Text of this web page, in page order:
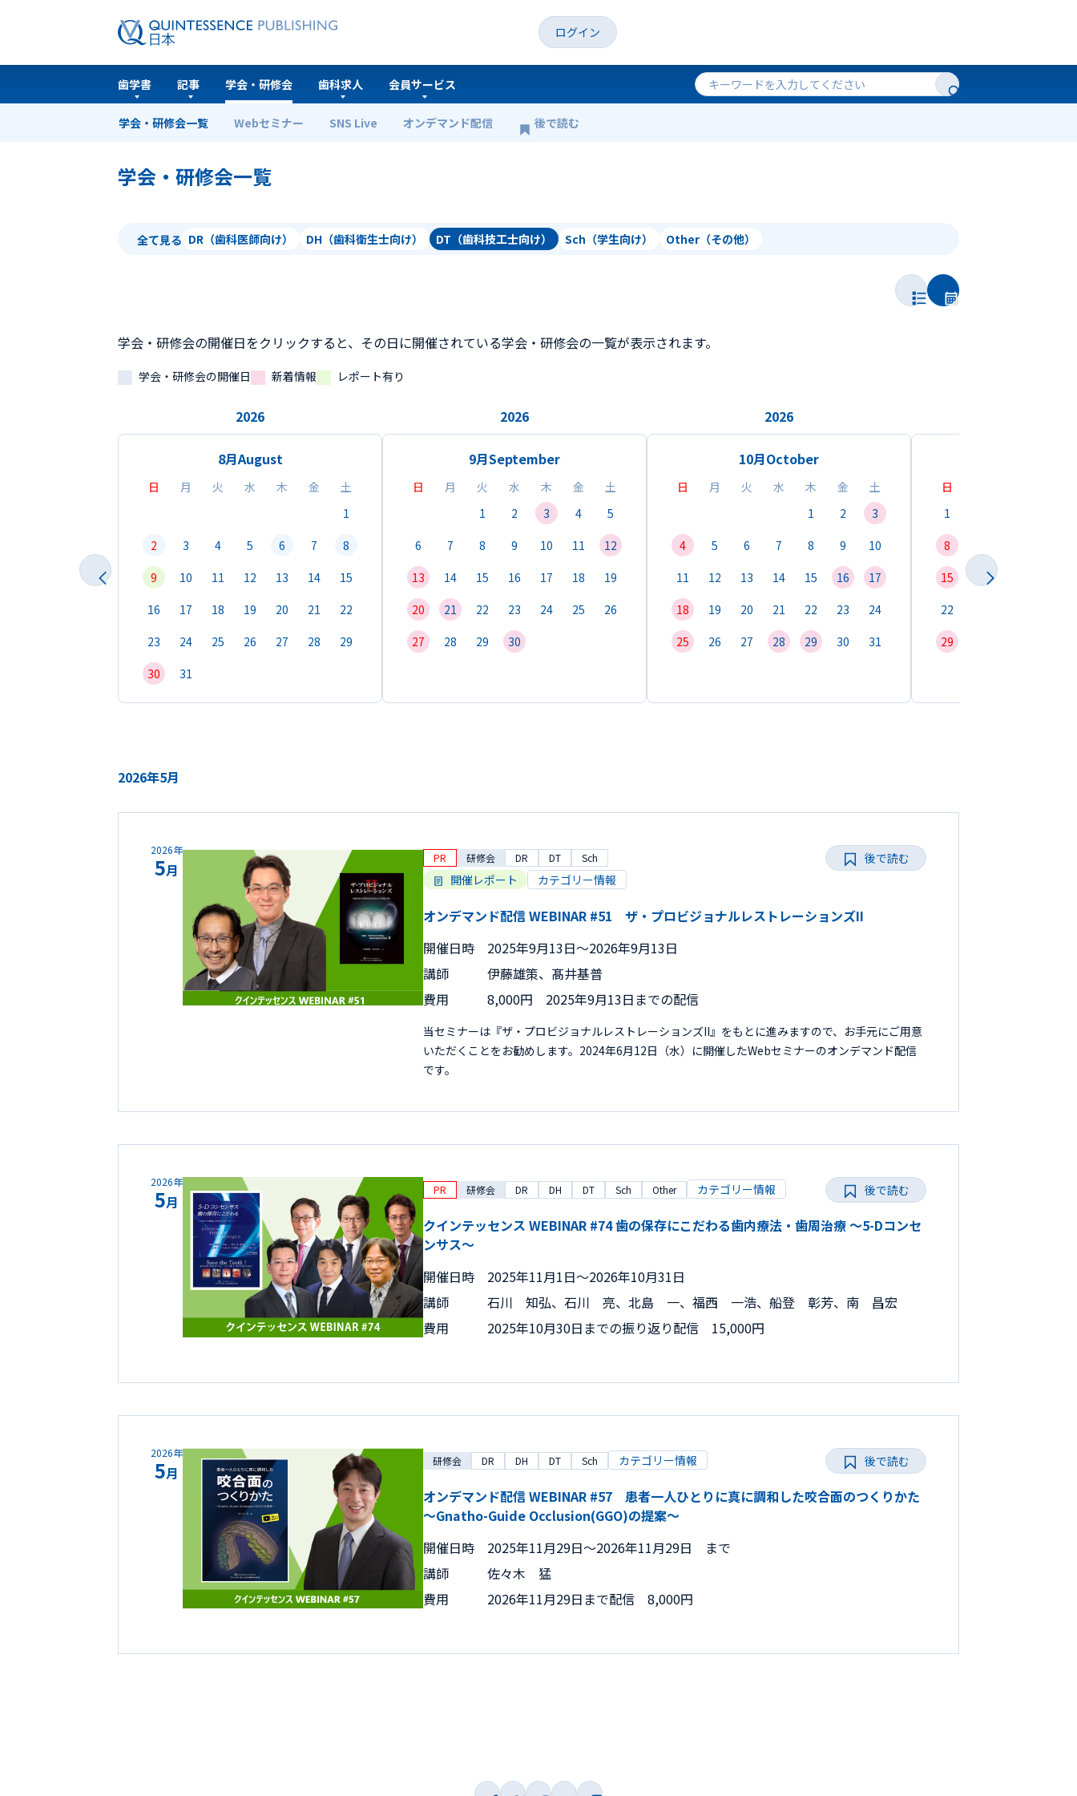
ログイン
歯学書 記事 学会・研修会
学会・研修会一覧 Webセミナー SNS Live オンデマンド配信 後で読む
歯科求人 会員サービス
ホーム 学会・研修会一覧
学会・研修会一覧
全て見る DR（歯科医師向け） DH（歯科衛生士向け） DT（歯科技工士向け） Sch（学生向け） Other（その他）
学会・研修会の開催日をクリックすると、その日に開催されている学会・研修会の一覧が表示されます。
学会・研修会の開催日 新着情報 レポート有り
2026
8月August
日 月 火 水 木 金
土
1
2
3 4 5 6 7
8
9
10 11 12 13 14
15
16
17 18 19 20 21
22
23
24 25 26 27 28
29
30
31
2026
9月September
日 月 火 水 木 金
土
1
2 3 4
5
6
7 8 9 10 11
12
13
14 15 16 17 18
19
20
21 22 23 24 25
26
27
28 29 30
2026
10月October
日 月 火 水 木 金
土
1
2
3
4
5 6 7 8 9
10
11
12 13 14 15 16
17
18
19 20 21 22 23
24
25
26 27 28 29 30 31
日
1
8
15
22
29
2026年5月
2026年
5月
PR 研修会 DR DT Sch
開催レポート カテゴリー情報
オンデマンド配信 WEBINAR #51 ザ・プロビジョナルレストレーションズII
開催日時
2025年9月13日〜2026年9月13日
講師
伊藤雄策、髙井基普
費用
8,000円 2025年9月13日までの配信
当セミナーは『ザ・プロビジョナルレストレーションズII』をもとに進みますので、お手元にご用意
いただくことをお勧めします。2024年6月12日（水）に開催したWebセミナーのオンデマンド配信
です。
後で読む
2026年
5月
PR 研修会 DR DH DT Sch Other カテゴリー情報
クインテッセンス WEBINAR #74 歯の保存にこだわる歯内療法・歯周治療 ～5-Dコンセ
ンサス～
開催日時
2025年11月1日〜2026年10月31日
講師
石川 知弘、石川 亮、北島 一、福西 一浩、船登 彰芳、南 昌宏
費用
2025年10月30日までの振り返り配信 15,000円
後で読む
2026年
5月
研修会 DR DH DT Sch カテゴリー情報
オンデマンド配信 WEBINAR #57 患者一人ひとりに真に調和した咬合面のつくりかた
～Gnatho-Guide Occlusion(GGO)の提案～
開催日時
2025年11月29日〜2026年11月29日 まで
講師
佐々木 猛
費用
2026年11月29日まで配信 8,000円
後で読む